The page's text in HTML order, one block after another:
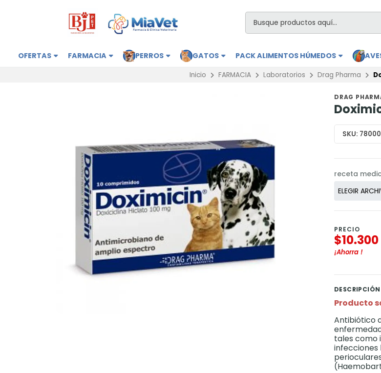
OFERTAS FARMACIA PERROS GATOS PACK ALIMENTOS HÚMEDOS
Inicio FARMACIA Laboratorios Drag Pharma
DRAG
SKU:
receta
PRECIO
$10.300
¡Ahorra !
DESCRIPCIÓN
Producto
Antibiótico
tales como
infecciones